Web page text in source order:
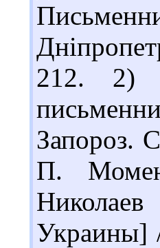
212. 2)
Запороз.
П.
Украины]